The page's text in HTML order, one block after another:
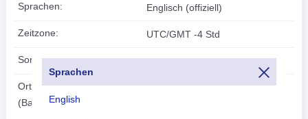
Sprachen
English
Sprachen: Englisch (offiziell)
Zeitzone: UTC/GMT -4 Std
Sommerzeit: Unzutreffend
Ortszeit:
(Basseterre)
2026-08-09